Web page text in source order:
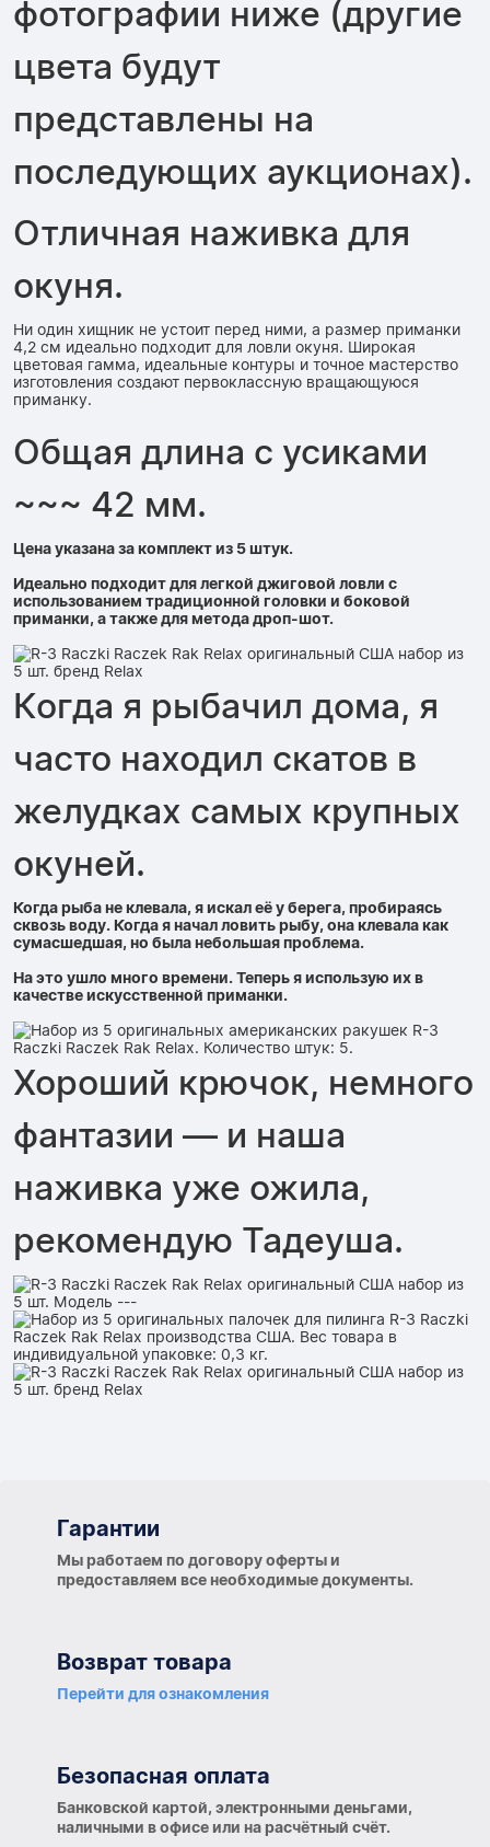
фотографии ниже (другие
цвета будут
представлены на
последующих аукционах).
Отличная наживка для
окуня.
Ни один хищник не устоит перед ними, а размер приманки
4,2 см идеально подходит для ловли окуня. Широкая
цветовая гамма, идеальные контуры и точное мастерство
изготовления создают первоклассную вращающуюся
приманку.
Общая длина с усиками
~~~ 42 мм.
Цена указана за комплект из 5 штук.
Идеально подходит для легкой джиговой ловли с
использованием традиционной головки и боковой
приманки, а также для метода дроп-шот.
Когда я рыбачил дома, я
часто находил скатов в
желудках самых крупных
окуней.
Когда рыба не клевала, я искал её у берега, пробираясь
сквозь воду. Когда я начал ловить рыбу, она клевала как
сумасшедшая, но была небольшая проблема.
На это ушло много времени. Теперь я использую их в
качестве искусственной приманки.
Хороший крючок, немного
фантазии — и наша
наживка уже ожила,
рекомендую Тадеуша.
Гарантии
Мы работаем по договору оферты и
предоставляем все необходимые документы.
Возврат товара
Перейти для ознакомления
Безопасная оплата
Банковской картой, электронными деньгами,
наличными в офисе или на расчётный счёт.